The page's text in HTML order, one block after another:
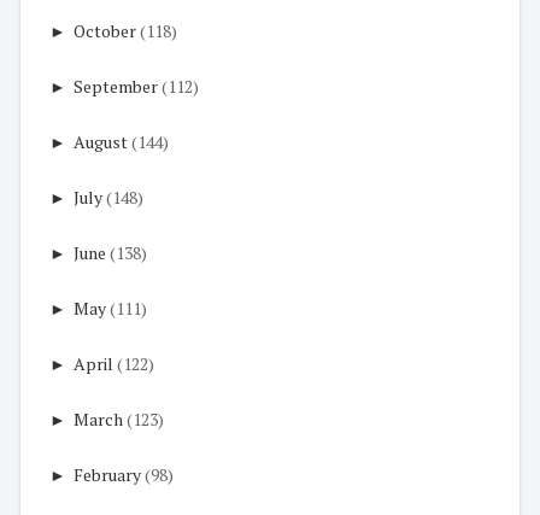
► October(118)
► September(112)
► August(144)
► July(148)
► June (138)
► May(111)
► April (122)
► March(123)
► February(98)